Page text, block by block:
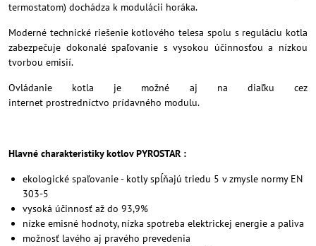
termostatom) dochádza k modulácii horáka.
Moderné technické riešenie kotlového telesa spolu s reguláciu kotla
zabezpečuje dokonalé spaľovanie s vysokou účinnosťou a nízkou
tvorbou emisií.
Ovládanie kotla je možné aj na diaľku cez
internet prostredníctvo prídavného modulu.
Hlavné charakteristiky kotlov PYROSTAR :
ekologické spaľovanie - kotly spĺňajú triedu 5 v zmysle normy EN
303-5
vysoká účinnosť až do 93,9%
nízke emisné hodnoty, nízka spotreba elektrickej energie a paliva
možnosť lavého aj pravého prevedenia